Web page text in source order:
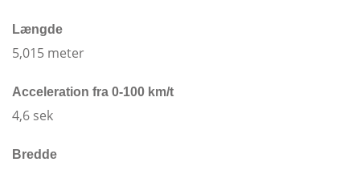
Længde
5,015 meter
Acceleration fra 0-100 km/t
4,6 sek
Bredde